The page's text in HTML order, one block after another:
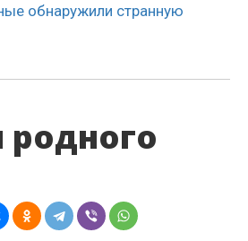
родного